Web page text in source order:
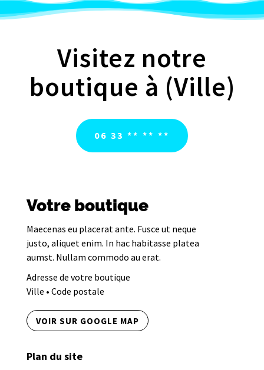
Visitez notre
boutique à (Ville)
06 33 ** ** **
Votre boutique
Maecenas eu placerat ante. Fusce ut neque
justo, aliquet enim. In hac habitasse platea
aumst. Nullam commodo au erat.
Adresse de votre boutique
Ville • Code postale
VOIR SUR GOOGLE MAP
Plan du site